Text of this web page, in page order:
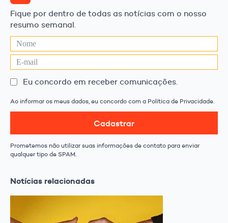
Fique por dentro de todas as notícias com o nosso
resumo semanal.
Eu concordo em receber comunicações.
Ao informar os meus dados, eu concordo com a Política de Privacidade.
Cadastrar
Prometemos não utilizar suas informações de contato para enviar
qualquer tipo de SPAM.
Notícias relacionadas